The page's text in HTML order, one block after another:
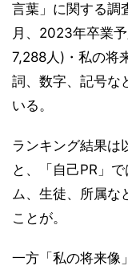
言葉」に関する調
月、2023年卒業
7,288人)・私の将
詞、数字、記号な
いる。
ランキング結果は
と、「自己PR」
ム、生徒、所属な
ことが。
一方「私の将来像